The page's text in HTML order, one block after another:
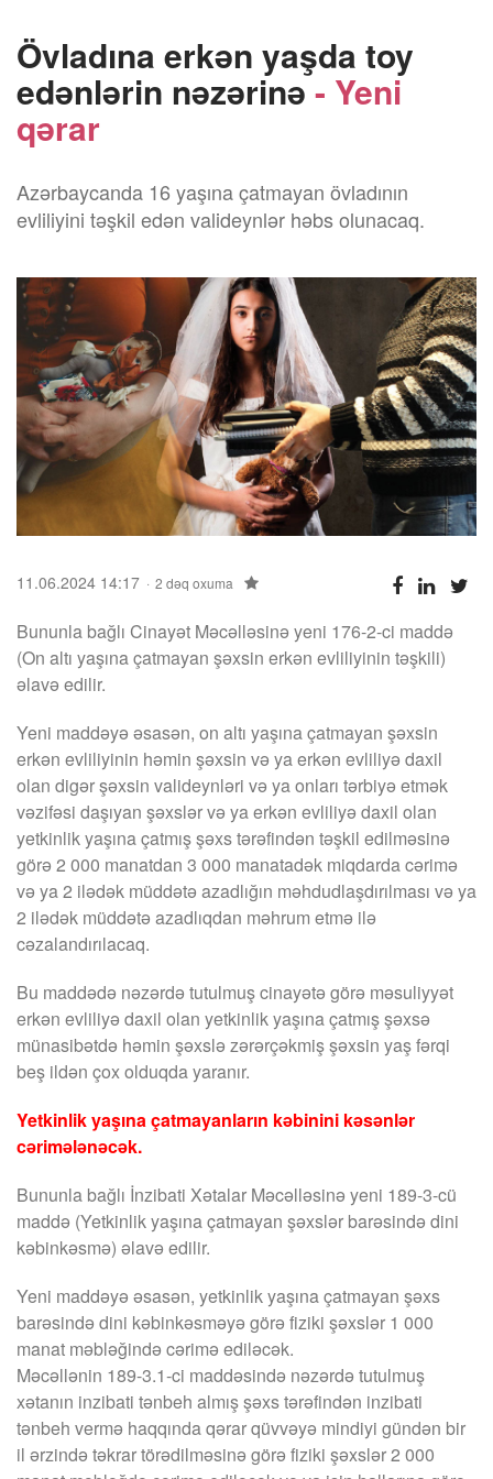
Övladına erkən yaşda toy
edənlərin nəzərinə- Yeni
qərar
Azərbaycanda 16 yaşına çatmayan övladının
evliliyini təşkil edən valideynlər həbs olunacaq.
11.06.2024 14:17 2 dəq oxuma
Bununla bağlı Cinayət Məcəlləsinə yeni 176-2-ci maddə
(On altı yaşına çatmayan şəxsin erkən evliliyinin təşkili)
əlavə edilir.
Yeni maddəyə əsasən, on altı yaşına çatmayan şəxsin
erkən evliliyinin həmin şəxsin və ya erkən evliliyə daxil
olan digər şəxsin valideynləri və ya onları tərbiyə etmək
vəzifəsi daşıyan şəxslər və ya erkən evliliyə daxil olan
yetkinlik yaşına çatmış şəxs tərəfindən təşkil edilməsinə
görə 2 000 manatdan 3 000 manatadək miqdarda cərimə
və ya 2 ilədək müddətə azadlığın məhdudlaşdırılması və ya
2 ilədək müddətə azadlıqdan məhrum etmə ilə
cəzalandırılacaq.
Bu maddədə nəzərdə tutulmuş cinayətə görə məsuliyyət
erkən evliliyə daxil olan yetkinlik yaşına çatmış şəxsə
münasibətdə həmin şəxslə zərərçəkmiş şəxsin yaş fərqi
beş ildən çox olduqda yaranır.
Yetkinlik yaşına çatmayanların kəbinini kəsənlər
cərimələnəcək.
Bununla bağlı İnzibati Xətalar Məcəlləsinə yeni 189-3-cü
maddə (Yetkinlik yaşına çatmayan şəxslər barəsində dini
kəbinkəsmə) əlavə edilir.
Yeni maddəyə əsasən, yetkinlik yaşına çatmayan şəxs
barəsində dini kəbinkəsməyə görə fiziki şəxslər 1 000
manat məbləğində cərimə ediləcək.
Məcəllənin 189-3.1-ci maddəsində nəzərdə tutulmuş
xətanın inzibati tənbeh almış şəxs tərəfindən inzibati
tənbeh vermə haqqında qərar qüvvəyə mindiyi gündən bir
il ərzində təkrar törədilməsinə görə fiziki şəxslər 2 000